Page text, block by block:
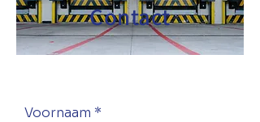
Contact
Voornaam